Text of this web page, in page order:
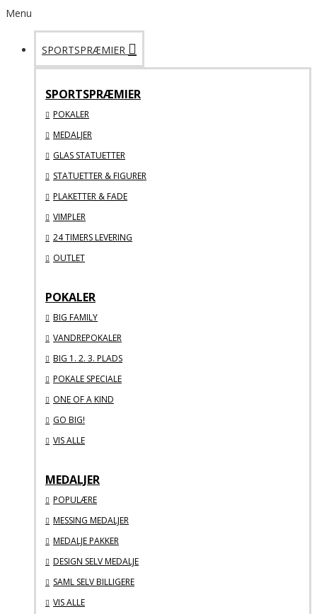
Menu
SPORTSPRÆMIER
SPORTSPRÆMIER
POKALER
MEDALJER
GLAS STATUETTER
STATUETTER & FIGURER
PLAKETTER & FADE
VIMPLER
24 TIMERS LEVERING
OUTLET
POKALER
BIG FAMILY
VANDREPOKALER
BIG 1. 2. 3. PLADS
POKALE SPECIALE
ONE OF A KIND
GO BIG!
VIS ALLE
MEDALJER
POPULÆRE
MESSING MEDALJER
MEDALJE PAKKER
DESIGN SELV MEDALJE
SAML SELV BILLIGERE
VIS ALLE